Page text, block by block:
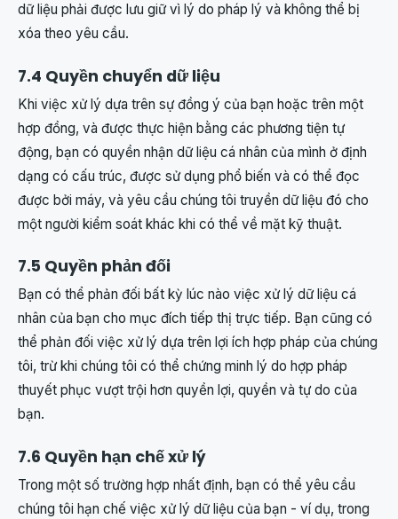
dữ liệu phải được lưu giữ vì lý do pháp lý và không thể bị
xóa theo yêu cầu.
7.4 Quyền chuyển dữ liệu
Khi việc xử lý dựa trên sự đồng ý của bạn hoặc trên một
hợp đồng, và được thực hiện bằng các phương tiện tự
động, bạn có quyền nhận dữ liệu cá nhân của mình ở định
dạng có cấu trúc, được sử dụng phổ biến và có thể đọc
được bởi máy, và yêu cầu chúng tôi truyền dữ liệu đó cho
một người kiểm soát khác khi có thể về mặt kỹ thuật.
7.5 Quyền phản đối
Bạn có thể phản đối bất kỳ lúc nào việc xử lý dữ liệu cá
nhân của bạn cho mục đích tiếp thị trực tiếp. Bạn cũng có
thể phản đối việc xử lý dựa trên lợi ích hợp pháp của chúng
tôi, trừ khi chúng tôi có thể chứng minh lý do hợp pháp
thuyết phục vượt trội hơn quyền lợi, quyền và tự do của
bạn.
7.6 Quyền hạn chế xử lý
Trong một số trường hợp nhất định, bạn có thể yêu cầu
chúng tôi hạn chế việc xử lý dữ liệu của bạn - ví dụ, trong